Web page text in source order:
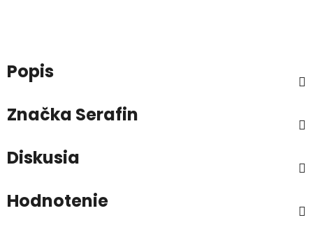
Popis
Značka Serafin
Diskusia
Hodnotenie